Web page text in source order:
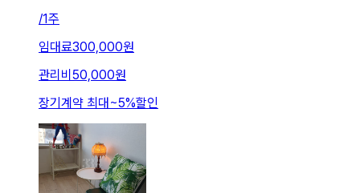
/1주
임대료300,000원
관리비 50,000원
장기계약 최대 ~5%할인